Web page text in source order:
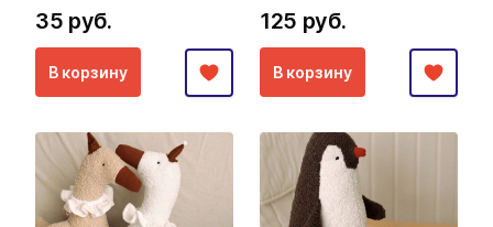
35 руб.
В корзину
125 руб.
В корзину